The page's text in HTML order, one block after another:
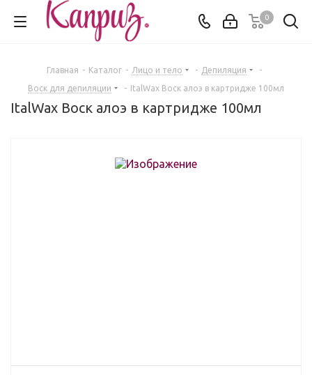
0
Главная - Каталог - Лицо и тело - Депиляция
-
Воск для депиляции
- ItalWax Воск алоэ в картридже 100мл
ItalWax Воск алоэ в картридже 100мл